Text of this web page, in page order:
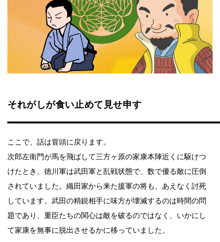
それがしが食い止めて見せ申す
ここで、話は冒頭に戻ります。
次郎左衛門が馬を飛ばして三方ヶ原の家康本陣近くに駆けつ
けたとき、徳川軍は武田軍と乱戦状態で、数で優る敵に圧倒
されていました。織田家から来た援軍の将も、あえなく討死
しています。武田の精鋭相手に味方が壊滅するのは時間の問
題であり、重臣たちの関心は敵を破るのではなく、いかにし
て家康を無事に脱出させるかに移っていました。